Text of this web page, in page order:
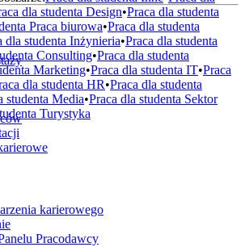
dla studenta Design•Praca dla studenta
Praca biurowa•Praca dla studenta
dla studenta Inżynieria•Praca dla studenta
Consulting•Praca dla studenta
Marketing•Praca dla studenta IT•Praca
dla studenta HR•Praca dla studenta
studenta Media•Praca dla studenta Sektor
Turystyka
karierowego
Pracodawcy